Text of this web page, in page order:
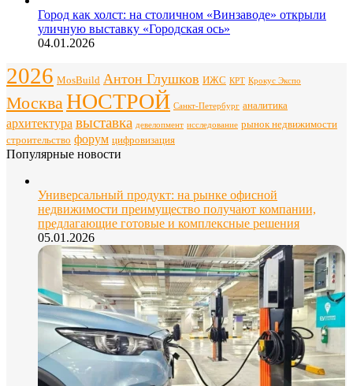
Город как холст: на столичном «Винзаводе» открыли
уличную выставку «Городская ось»
04.01.2026
2026 MosBuild Антон Глушков ИЖС КРТ Крокус Экспо
МоскваНОСТРОЙ Санкт-Петербург аналитика
архитектура выставка девелопмент исследование рынок недвижимости
строительство форум цифровизация
Популярные новости
Универсальный продукт: на рынке офисной
недвижимости преимущество получают компании,
предлагающие готовые и комплексные решения
05.01.2026